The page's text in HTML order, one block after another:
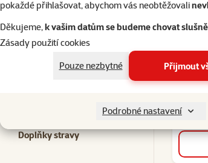
pokaždé přihlašovat, abychom vás neobtěžovali
Děkujeme,k vašim datům se budeme chovat slušně
Zásady použití cookies
Pouze nezbytné
Přijmout
Podrobné nastavení
Podestýlky
Hračky pro drobné savce
Doplňky stravy